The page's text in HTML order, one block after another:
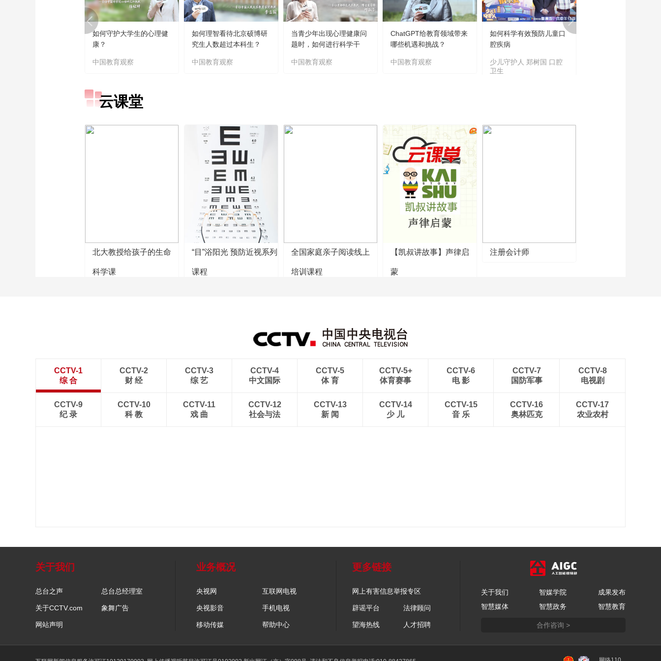
如何守护大学生的心理健
康？
中国教育观察
如何理智看待北京硕博研
究生人数超过本科生？
中国教育观察
当青少年出现心理健康问
题时，如何进行科学干
中国教育观察
ChatGPT给教育领域带来
哪些机遇和挑战？
中国教育观察
如何科学有效预防儿童口
腔疾病
少儿守护人 郑树国 口腔
卫生
云课堂
北大教授给孩子的生命
科学课
“目”浴阳光 预防近视系列
课程
全国家庭亲子阅读线上
培训课程
【凯叔讲故事】声律启
蒙
注册会计师
CCTV-1
综 合
CCTV-2
财 经
CCTV-3
综 艺
CCTV-4
中文国际
CCTV-5
体 育
CCTV-5+
体育赛事
CCTV-6
电 影
CCTV-7
国防军事
CCTV-8
电视剧
CCTV-9
纪 录
CCTV-10
科 教
CCTV-11
戏 曲
CCTV-12
社会与法
CCTV-13
新 闻
CCTV-14
少 儿
CCTV-15
音 乐
CCTV-16
奥林匹克
CCTV-17
农业农村
关于我们
总台之声 总台总经理室
关于CCTV.com 象舞广告
网站声明
业务概况
央视网 互联网电视
央视影音 手机电视
移动传媒 帮助中心
更多链接
网上有害信息举报专区
辟谣平台 法律顾问
望海热线 人才招聘
关于我们 智媒学院
成果发布
智慧媒体
智慧政务 智慧教育
合作咨询 >